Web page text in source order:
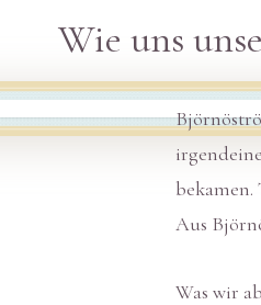
Wie uns
bekamen.
Aus
Was wir